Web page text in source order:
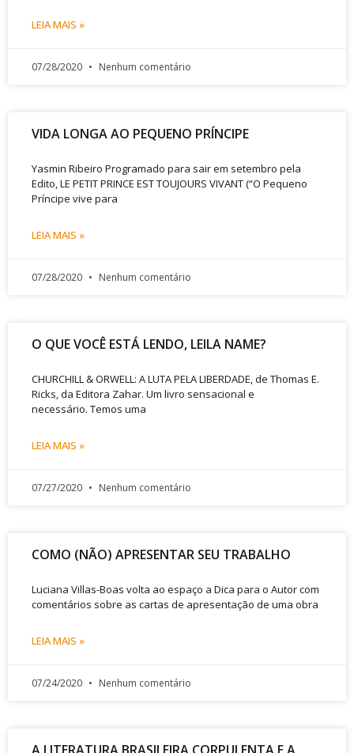
LEIA MAIS »
07/28/2020 Nenhum comentário
VIDA LONGA AO PEQUENO PRÍNCIPE
Yasmin Ribeiro Programado para sair em setembro pela
Edito, LE PETIT PRINCE EST TOUJOURS VIVANT (“O Pequeno
Príncipe vive para
LEIA MAIS »
07/28/2020 Nenhum comentário
O QUE VOCÊ ESTÁ LENDO, LEILA NAME?
CHURCHILL & ORWELL: A LUTA PELA LIBERDADE, de Thomas E.
Ricks, da Editora Zahar. Um livro sensacional e
necessário. Temos uma
LEIA MAIS »
07/27/2020 Nenhum comentário
COMO (NÃO) APRESENTAR SEU TRABALHO
Luciana Villas-Boas volta ao espaço a Dica para o Autor com
comentários sobre as cartas de apresentação de uma obra
LEIA MAIS »
07/24/2020 Nenhum comentário